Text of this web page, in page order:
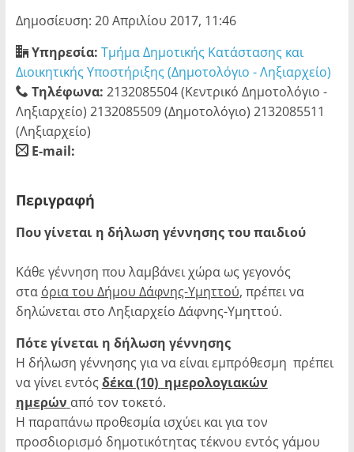
Δημοσίευση: 20 Απριλίου 2017, 11:46
Υπηρεσία: Τμήμα Δημοτικής Κατάστασης και
Διοικητικής Υποστήριξης (Δημοτολόγιο - Ληξιαρχείο)
Τηλέφωνα: 2132085504 (Κεντρικό Δημοτολόγιο -
Ληξιαρχείο) 2132085509 (Δημοτολόγιο) 2132085511
(Ληξιαρχείο)
E-mail:
Περιγραφή
Που γίνεται η δήλωση γέννησης του παιδιού
Κάθε γέννηση που λαμβάνει χώρα ως γεγονός
στα όρια του Δήμου Δάφνης-Υμηττού, πρέπει να
δηλώνεται στο Ληξιαρχείο Δάφνης-Υμηττού.
Πότε γίνεται η δήλωση γέννησης
Η δήλωση γέννησης για να είναι εμπρόθεσμη πρέπει
να γίνει εντός δέκα (10) ημερολογιακών
ημερών από τον τοκετό.
Η παραπάνω προθεσμία ισχύει και για τον
προσδιορισμό δημοτικότητας τέκνου εντός γάμου